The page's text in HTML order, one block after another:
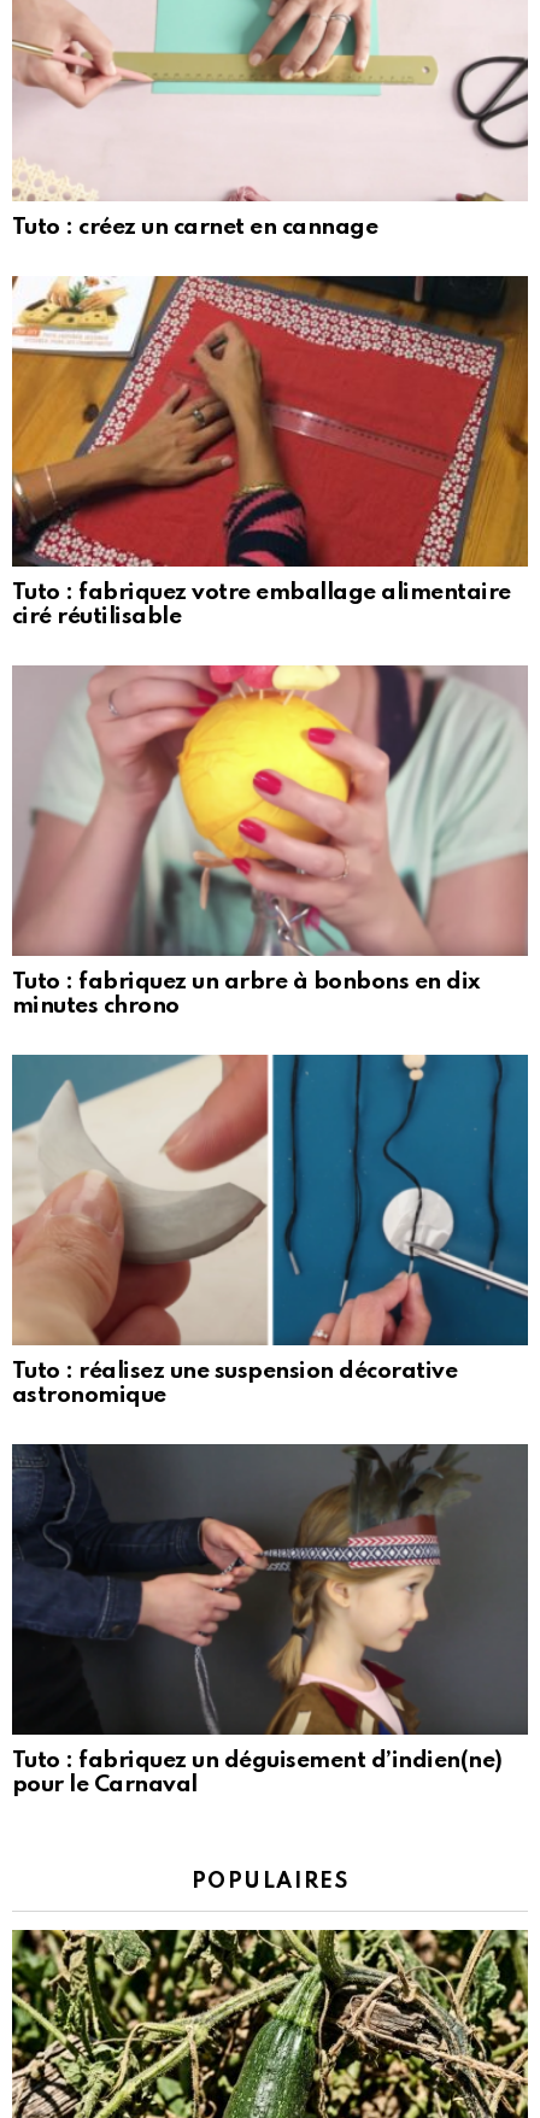
Tuto : créez un carnet en cannage
Tuto : fabriquez votre emballage alimentaire
ciré réutilisable
Tuto : fabriquez un arbre à bonbons en dix
minutes chrono
Tuto : réalisez une suspension décorative
astronomique
Tuto : fabriquez un déguisement d’indien(ne)
pour le Carnaval
POPULAIRES